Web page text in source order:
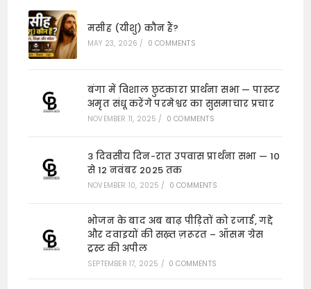
मसीह (यीशु) कौन हैं?
MAY 23, 2026 / 0 COMMENTS
बंगा में विशाल छुटकारा प्रार्थना सभा — पास्टर
अमृत संधू करेंगे परमेश्वर का सुसमाचार प्रचार
NOVEMBER 11, 2025 / 0 COMMENTS
3 दिवसीय दिन-रात उपवास प्रार्थना सभा — 10
से 12 नवंबर 2025 तक
NOVEMBER 10, 2025 / 0 COMMENTS
भोजन के बाद अब बाढ़ पीड़ितों को रजाई, गद्दे
और दवाइयों की सख़्त ज़रूरत – ऑसम ग्रेस
ट्रस्ट की अपील
SEPTEMBER 17, 2025 / 0 COMMENTS